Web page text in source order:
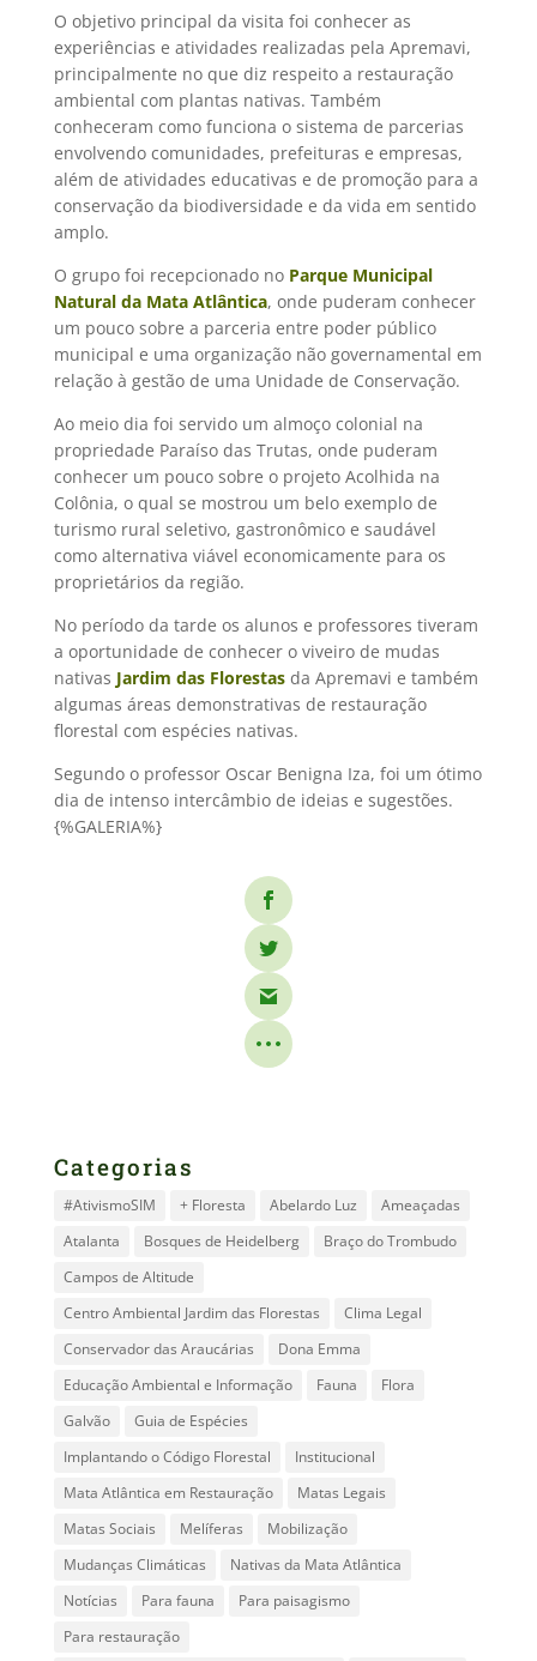
O objetivo principal da visita foi conhecer as
experiências e atividades realizadas pela Apremavi,
principalmente no que diz respeito a restauração
ambiental com plantas nativas. Também
conheceram como funciona o sistema de parcerias
envolvendo comunidades, prefeituras e empresas,
além de atividades educativas e de promoção para a
conservação da biodiversidade e da vida em sentido
amplo.
O grupo foi recepcionado no Parque Municipal
Natural da Mata Atlântica, onde puderam conhecer
um pouco sobre a parceria entre poder público
municipal e uma organização não governamental em
relação à gestão de uma Unidade de Conservação.
Ao meio dia foi servido um almoço colonial na
propriedade Paraíso das Trutas, onde puderam
conhecer um pouco sobre o projeto Acolhida na
Colônia, o qual se mostrou um belo exemplo de
turismo rural seletivo, gastronômico e saudável
como alternativa viável economicamente para os
proprietários da região.
No período da tarde os alunos e professores tiveram
a oportunidade de conhecer o viveiro de mudas
nativas Jardim das Florestasda Apremavi e também
algumas áreas demonstrativas de restauração
florestal com espécies nativas.
Segundo o professor Oscar Benigna Iza, foi um ótimo
dia de intenso intercâmbio de ideias e sugestões.
{%GALERIA%}
Categorias
#AtivismoSIM + Floresta Abelardo Luz
Ameaçadas
Atalanta
Bosques de Heidelberg
Braço do Trombudo
Campos de Altitude
Centro Ambiental Jardim das Florestas
Clima Legal
Conservador das Araucárias
Dona Emma
Educação Ambiental e Informação
Fauna
Flora
Galvão
Guia de Espécies
Implantando o Código Florestal
Institucional
Mata Atlântica em Restauração
Matas Legais
Matas Sociais
Melíferas
Mobilização
Mudanças Climáticas
Nativas da Mata Atlântica
Notícias
Para fauna
Para paisagismo
Para restauração